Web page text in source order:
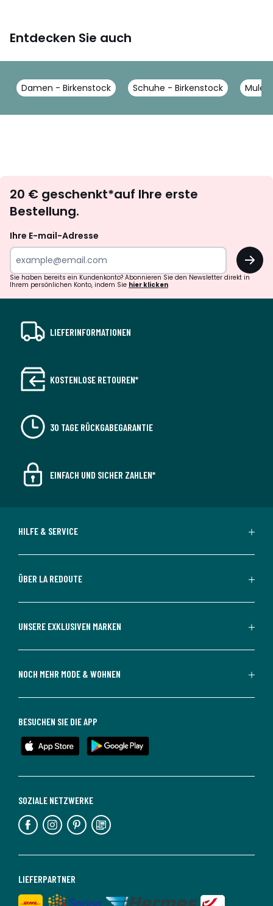
Entdecken Sie auch
Damen - Birkenstock Schuhe - Birkenstock Mules
abonnieren
20 € geschenkt*auf Ihre erste
Bestellung.
Ihre E-mail-Adresse
OK
Sie haben bereits ein Kundenkonto? Abonnieren Sie den Newsletter direkt in
Ihrem persönlichen Konto, indem Sie hier klicken
LIEFERINFORMATIONEN
KOSTENLOSE RETOUREN*
30 TAGE RÜCKGABEGARANTIE
EINFACH UND SICHER ZAHLEN*
HILFE & SERVICE
ÜBER LA REDOUTE
UNSERE EXKLUSIVEN MARKEN
NOCH MEHR MODE & WOHNEN
LIEFERPARTNER
SOZIALE NETZWERKE
BESUCHEN SIE DIE APP